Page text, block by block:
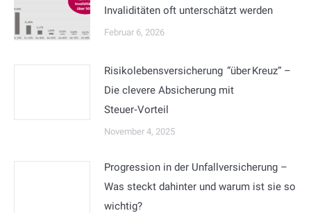
Invaliditäten oft unterschätzt werden
Februar 6, 2026
Risikolebensversicherung “über Kreuz“ –
Die clevere Absicherung mit
Steuer‑Vorteil
November 4, 2025
Progression in der Unfallversicherung –
Was steckt dahinter und warum ist sie so
wichtig?